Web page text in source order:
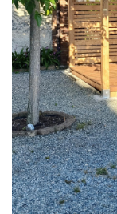
PERGOLA CON